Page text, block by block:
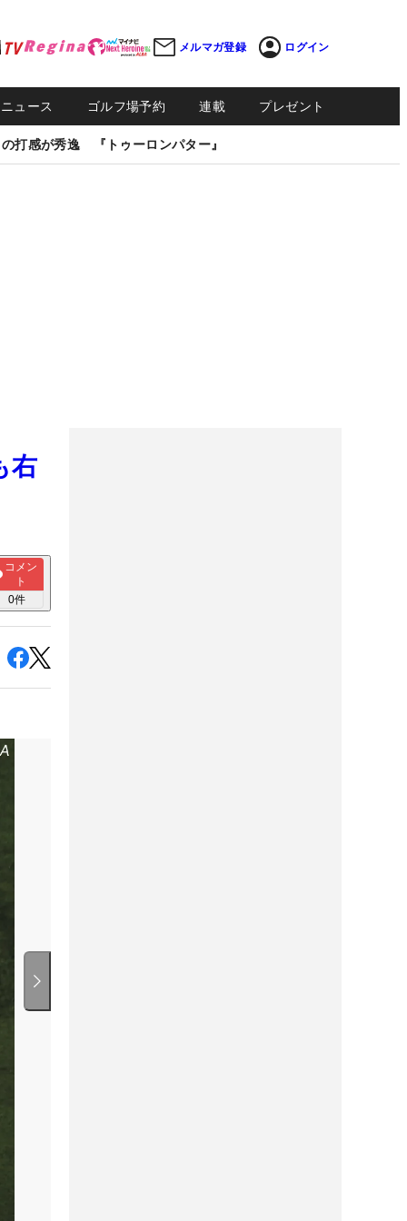
メルマガ登録 ログイン
ュース ゴルフ場予約 連載 プレゼント
打感が秀逸 『トゥーロンパター』
右
コメン
ト
0件